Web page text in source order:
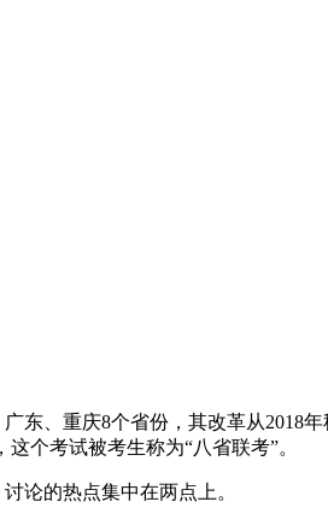
、重庆8个省份，其改革从2018
个考试被考生称为“八省联考”。
论的热点集中在两点上。